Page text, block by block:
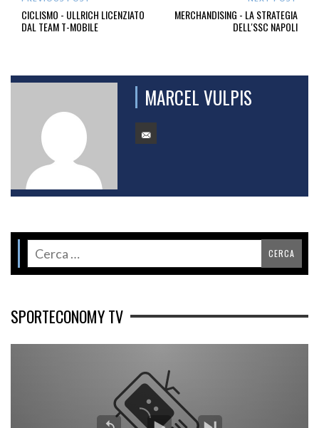
CICLISMO - ULLRICH LICENZIATO
MERCHANDISING - LA STRATEGIA
MARCEL VULPIS
SPORTECONOMY TV